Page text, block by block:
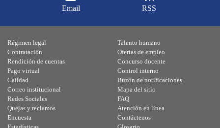
Email RSS
Régimen legal
Contratación
Rendición de cuentas
Pago virtual
Calidad
Talento humano
Ofertas de empleo
Concurso docente
Control interno
Buzón de notificaciones
Correo institucional
Redes Sociales
Quejas y reclamos
Encuesta
Mapa del sitio
FAQ
Atención en línea
Contáctenos